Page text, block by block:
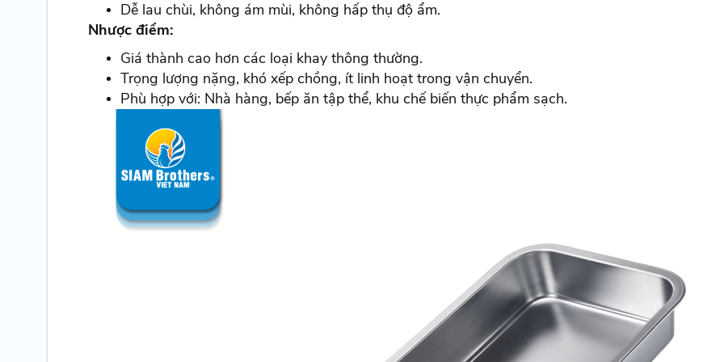
Dễ lau chùi, không ám mùi, không hấp thụ độ ẩm.
Nhược điểm:
Giá thành cao hơn các loại khay thông thường.
Trọng lượng nặng, khó xếp chồng, ít linh hoạt trong vận chuyển.
Phù hợp với: Nhà hàng, bếp ăn tập thể, khu chế biến thực phẩm sạch.